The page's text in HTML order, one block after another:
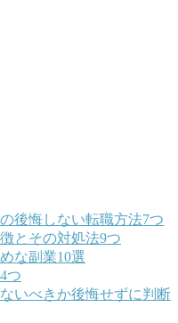
後悔しない転職方法7つ
とその対処法9つ
な副業10選
つ
いべきか後悔せずに判断